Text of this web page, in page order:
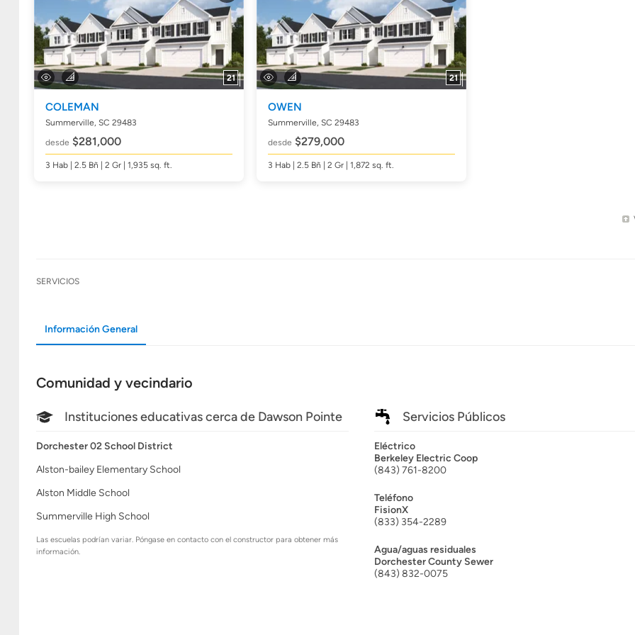
21
COLEMAN
Summerville, SC 29483
desde $281,000
3 Hab | 2.5 Bñ | 2 Gr | 1,935 sq. ft.
21
OWEN
Summerville, SC 29483
desde $279,000
3 Hab| 2.5 Bñ | 2 Gr | 1,872 sq. ft.
SERVICIOS
Información General
Comunidad y vecindario
Instituciones educativas cerca de Dawson Pointe
Dorchester 02 School District
Alston-bailey Elementary School
Alston Middle School
Summerville High School
Las escuelas podrían variar. Póngase en contacto con el constructor para obtener más
información.
Servicios Públicos
Eléctrico
Berkeley Electric Coop
(843) 761-8200
Teléfono
FisionX
(833) 354-2289
Agua/aguas residuales
Dorchester County Sewer
(843) 832-0075